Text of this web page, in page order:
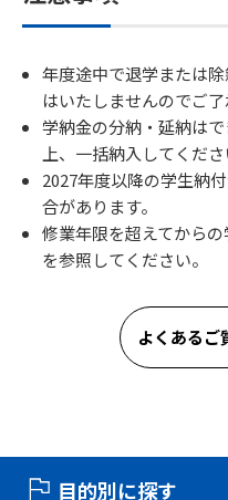
年度途中で退学または
はいたしませんのでご了
学納金の分納・延納は
上、一括納入してくださ
2027年度以降の学生納
合があります。
修業年限を超えてから
を参照してください。
よくあるご
目的別に探す